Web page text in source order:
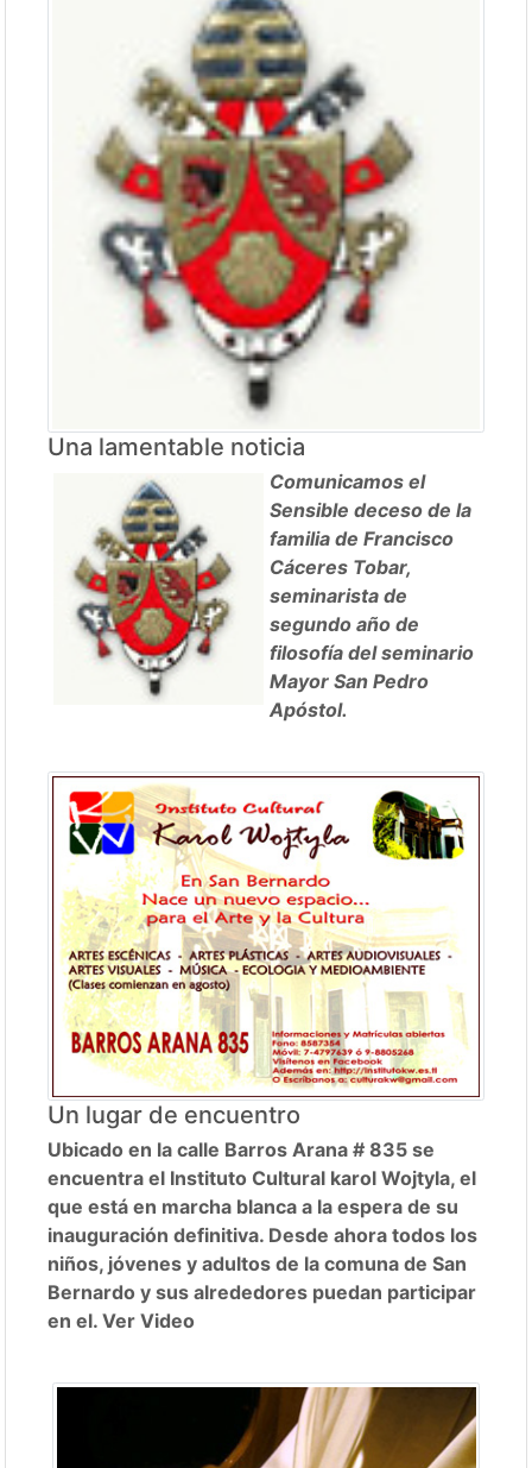
Una lamentable noticia
Comunicamos el
Sensible deceso de la
familia de Francisco
Cáceres Tobar,
seminarista de
segundo año de
filosofía del seminario
Mayor San Pedro
Apóstol.
Un lugar de encuentro
Ubicado en la calle Barros Arana # 835 se
encuentra el Instituto Cultural karol Wojtyla, el
que está en marcha blanca a la espera de su
inauguración definitiva. Desde ahora todos los
niños, jóvenes y adultos de la comuna de San
Bernardo y sus alrededores puedan participar
en el. Ver Video